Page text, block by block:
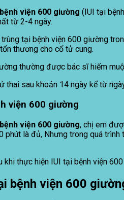
viện 600 giường (IUI tại
từ 2-4 ngày.
tại bệnh viện 600 giường
thương cho cổ tử cung.
thường được bác sĩ hiếm
thai sau khoản 14 ngày kể từ
viện 600 giường
viện 600 giường, chị em
phút là đủ, Nhưng trong quá
khi thực hiện IUI tại bệnh viện
bệnh viện 600